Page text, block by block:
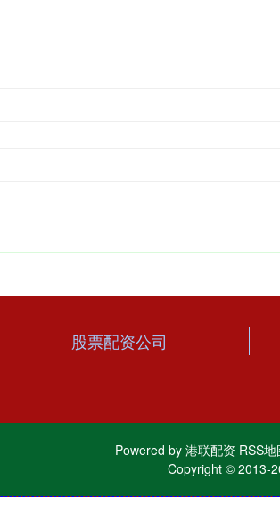
股票配资公司
Powered by 港联配资 RSS地
Copyright © 2013-